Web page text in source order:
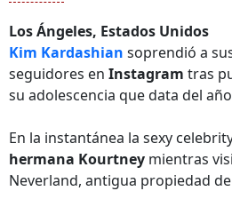
Los Ángeles, Estados Unidos
Kim Kardashian soprendió a
seguidores en Instagram tras
su adolescencia que data del
En la instantánea la sexy
hermana Kourtney mientras
Neverland, antigua propiedad